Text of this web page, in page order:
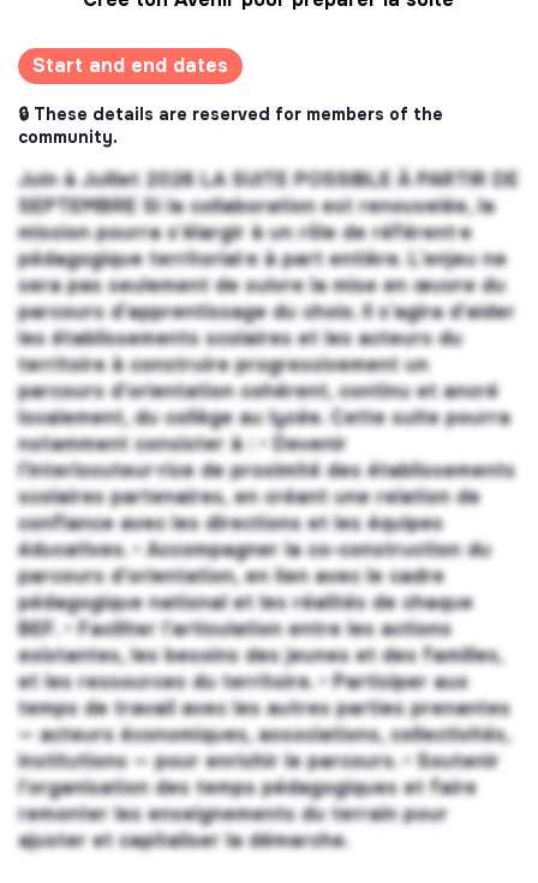
Start and end dates
🔒 These details are reserved for members of the
community.
Juin à Juillet 2026 LA SUITE POSSIBLE À PARTIR DE
SEPTEMBRE Si la collaboration est renouvelée, la
mission pourra s’élargir à un rôle de référent·e
pédagogique territorial·e à part entière. L’enjeu ne
sera pas seulement de suivre la mise en œuvre du
parcours d’apprentissage du choix. Il s’agira d’aider
les établissements scolaires et les acteurs du
territoire à construire progressivement un
parcours d’orientation cohérent, continu et ancré
localement, du collège au lycée. Cette suite pourra
notamment consister à : • Devenir
l’interlocuteur·rice de proximité des établissements
scolaires partenaires, en créant une relation de
confiance avec les directions et les équipes
éducatives. • Accompagner la co-construction du
parcours d’orientation, en lien avec le cadre
pédagogique national et les réalités de chaque
BEF. • Faciliter l’articulation entre les actions
existantes, les besoins des jeunes et des familles,
et les ressources du territoire. • Participer aux
temps de travail avec les autres parties prenantes
— acteurs économiques, associations, collectivités,
institutions — pour enrichir le parcours. • Soutenir
l’organisation des temps pédagogiques et faire
remonter les enseignements du terrain pour
ajuster et capitaliser la démarche.